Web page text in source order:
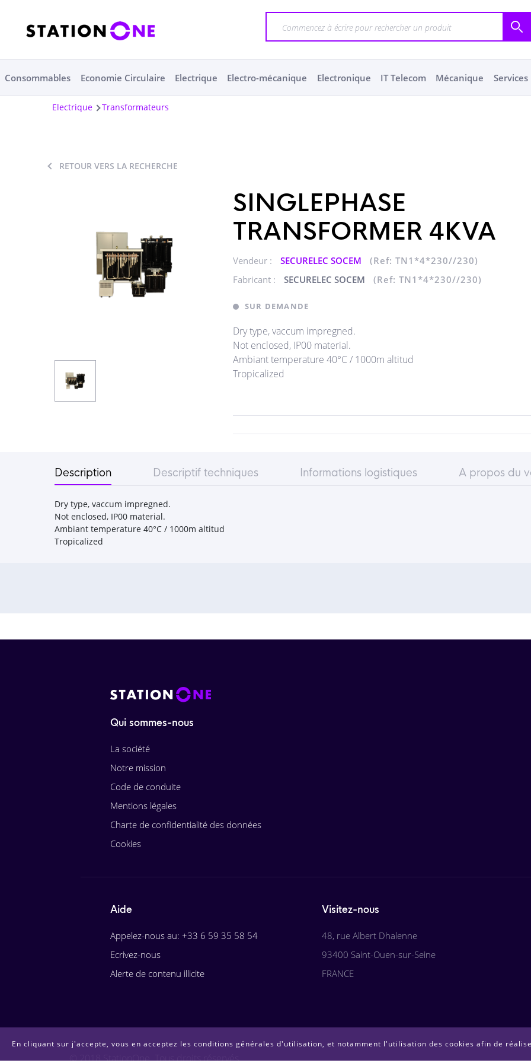
Consommables Economie Circulaire Electrique Electro-mécanique Electronique IT Telecom Mécanique Services
Electrique Transformateurs
RETOUR VERS LA RECHERCHE
SINGLEPHASE
TRANSFORMER 4KVA
Vendeur : SECURELEC SOCEM
(Ref: TN1*4*230//230)
Fabricant :
SECURELEC SOCEM (Ref: TN1*4*230//230)
SUR DEMANDE
Dry type, vaccum impregned.
Not enclosed, IP00 material.
Ambiant temperature 40°C / 1000m altitud
Tropicalized
Description Descriptif techniques Informations logistiques A propos du
Dry type, vaccum impregned.
Not enclosed, IP00 material.
Ambiant temperature 40°C / 1000m altitud
Tropicalized
En cliquant sur j'accepte, vous en acceptez les conditions générales d'utilisation, et notamment l'utilisation des cookies afin de
Qui sommes-nous
La société
Notre mission
Code de conduite
Mentions légales
Charte de confidentialité des données
Cookies
Aide
Appelez-nous au: +33 6 59 35 58 54
Ecrivez-nous
Alerte de contenu illicite
Visitez-nous
48, rue Albert Dhalenne
93400 Saint-Ouen-sur-Seine
FRANCE
© 2018 StationOne. Tous droits réservés.